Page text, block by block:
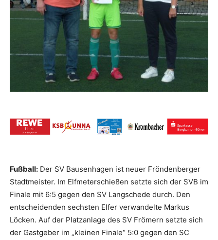
Fußball: Der SV Bausenhagen ist neuer Fröndenberger
Stadtmeister. Im Elfmeterschießen setzte sich der SVB im
Finale mit 6:5 gegen den SV Langschede durch. Den
entscheidenden sechsten Elfer verwandelte Markus
Löcken. Auf der Platzanlage des SV Frömern setzte sich
der Gastgeber im „kleinen Finale“ 5:0 gegen den SC